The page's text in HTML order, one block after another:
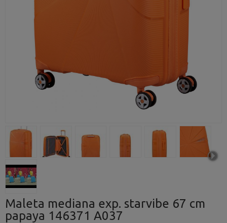
Maleta mediana exp. starvibe 67 cm
papaya 146371 A037